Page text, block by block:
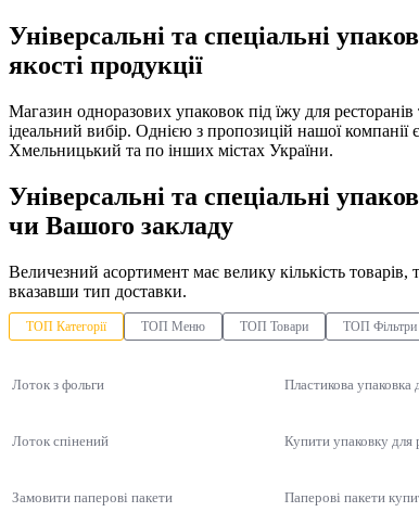
Універсальні та спеціальні
якості продукції
Магазин одноразових упаковок під їжу для
ідеальний вибір. Однією з пропозицій нашої компанії є
Хмельницький та по інших містах України.
Універсальні та спеціальні
чи Вашого закладу
Величезний асортимент має велику кількість товарів,
вказавши тип доставки.
ТОП Категорії ТОП Меню ТОП Товари ТОП Фільтри
Лоток з фольги
Лоток спінений
Замовити паперові пакети
Пластикова упаковка
Купити упаковку для
Паперові пакети